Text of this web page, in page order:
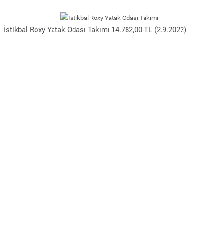
İstikbal Roxy Yatak Odası Takımı 14.782,00 TL (2.9.2022)